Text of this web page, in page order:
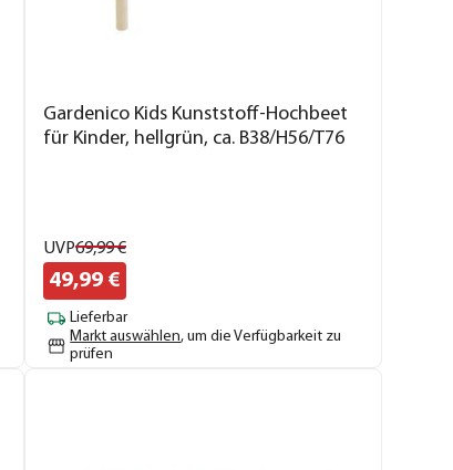
Gardenico Kids Kunststoff-Hochbeet
für Kinder, hellgrün, ca. B38/H56/T76
UVP69,99€
49,99 €
Lieferbar
Markt auswählen, um die Verfügbarkeit zu
prüfen